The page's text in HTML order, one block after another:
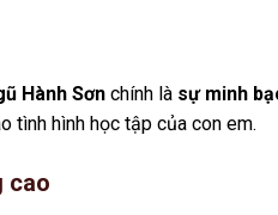
Hành Sơn chính là sự minh
tình hình học tập của con em.
cao